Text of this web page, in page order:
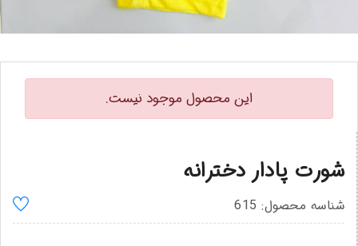
این محصول موجود نیست.
شورت پادار دخترانه
شناسه محصول: 615